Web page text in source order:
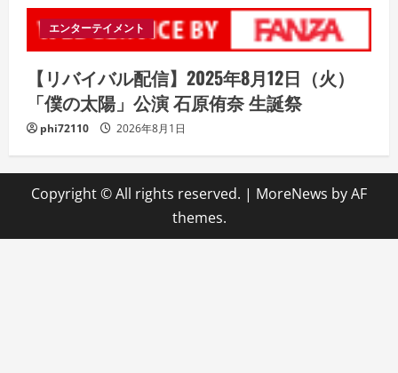
エンターテイメント
【リバイバル配信】2025年8月12日（火）
「僕の太陽」公演 石原侑奈 生誕祭
phi72110 2026年8月1日
Copyright © All rights reserved. | MoreNews by AF
themes.